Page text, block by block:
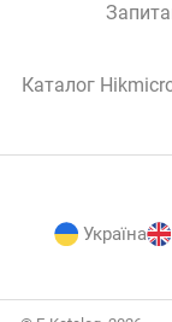
ф
у
в
н
Каталог
Україна